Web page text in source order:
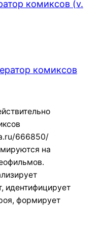
комиксов (v.
комиксов
666850/
на
идентифицирует
формирует